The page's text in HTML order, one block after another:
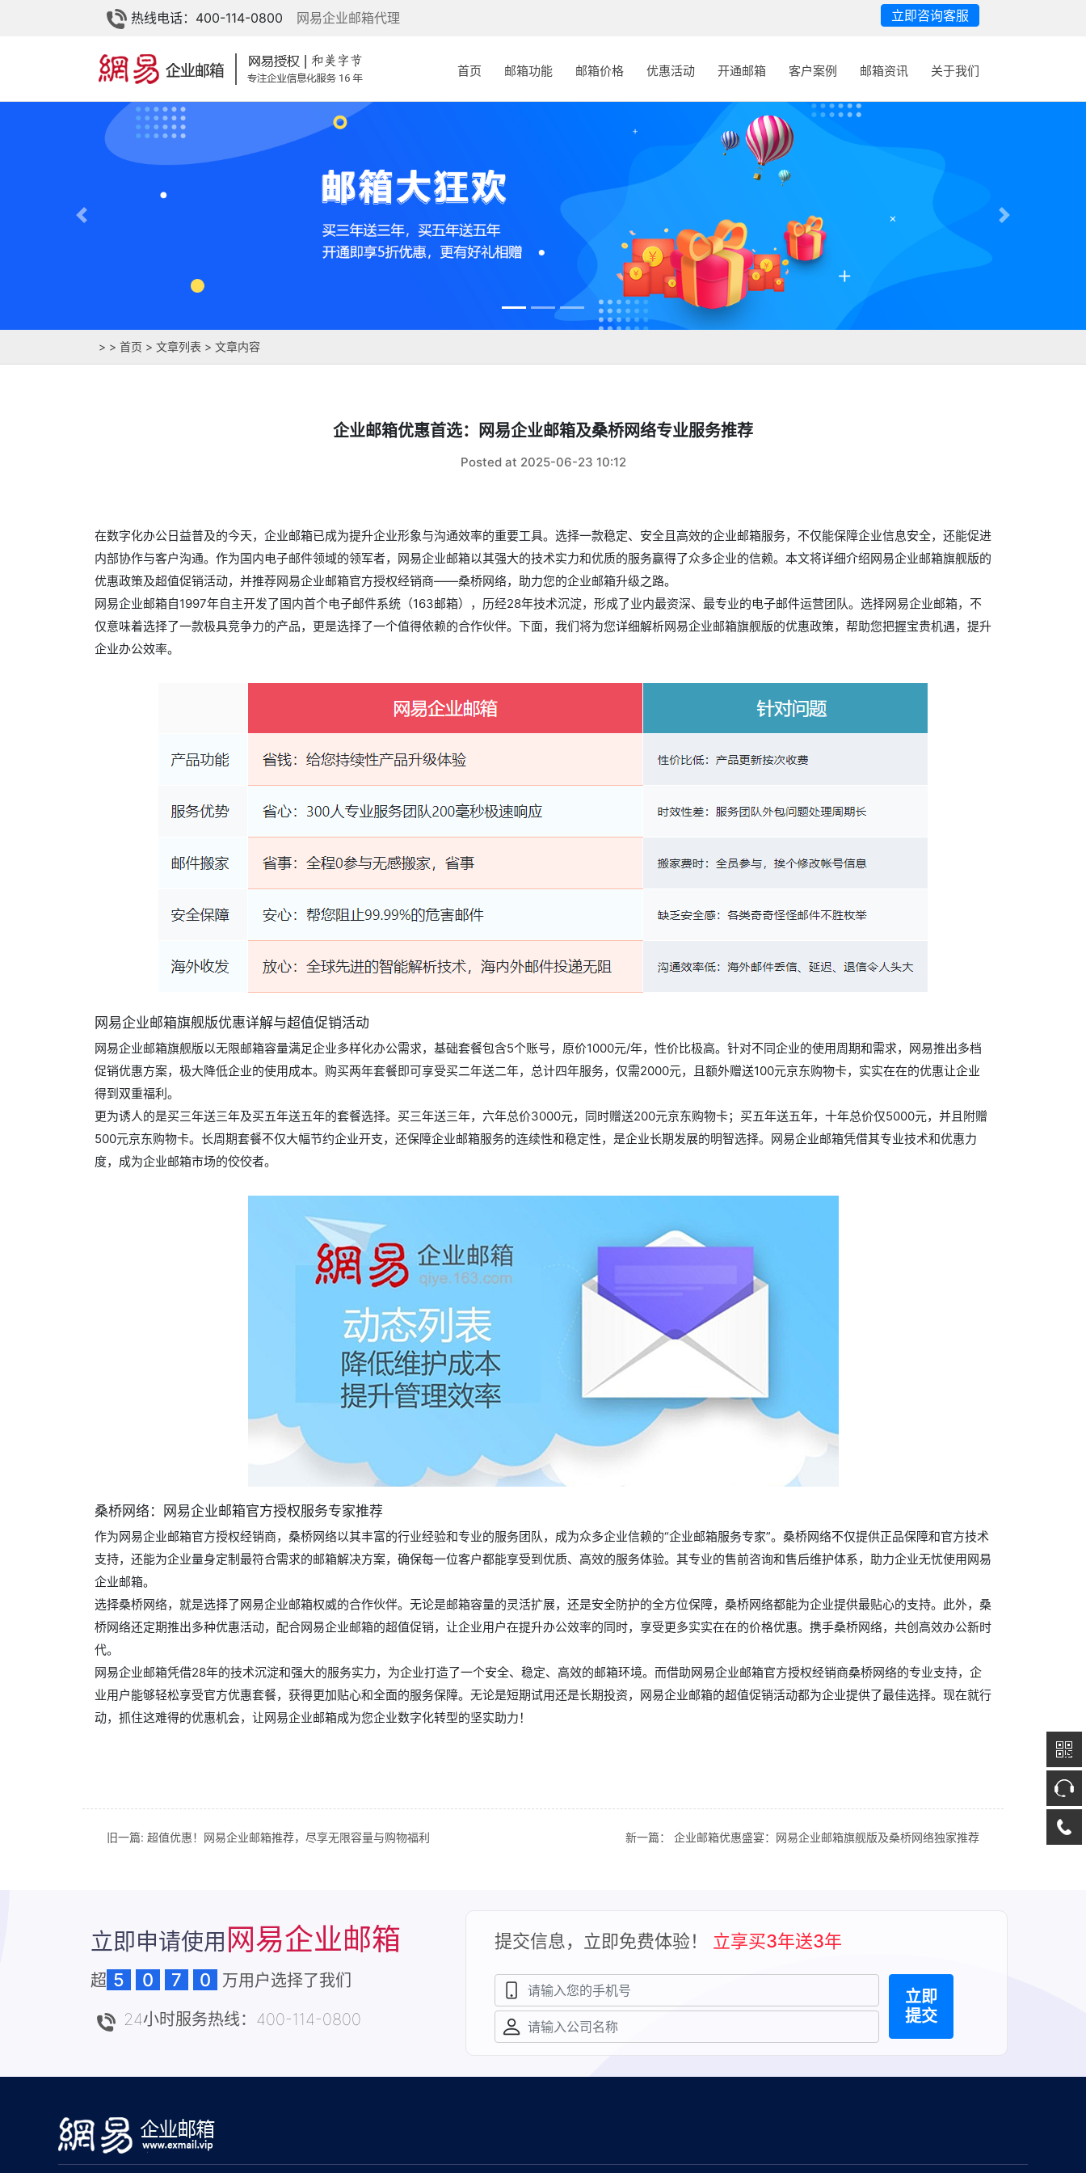
热线电话：400-114-0800 网易企业邮箱代理 立即咨询客服
首页 (current)
邮箱功能 邮箱价格 优惠活动 开通邮箱 客户案例 邮箱资讯 关于我们
Previous Next
> > 首页 > 文章列表 > 文章内容
企业邮箱优惠首选：网易企业邮箱及桑桥网络专业服务推荐
Posted at 2025-06-23 10:12
在数字化办公日益普及的今天，企业邮箱已成为提升企业形象与沟通效率的重要工具。选择一款稳定、安全且高效的企业邮箱服务，不仅能保障企业信息安全，还能促进
内部协作与客户沟通。作为国内电子邮件领域的领军者，网易企业邮箱以其强大的技术实力和优质的服务赢得了众多企业的信赖。本文将详细介绍网易企业邮箱旗舰版的
优惠政策及超值促销活动，并推荐网易企业邮箱官方授权经销商——桑桥网络，助力您的企业邮箱升级之路。
网易企业邮箱自1997年自主开发了国内首个电子邮件系统（163邮箱），历经28年技术沉淀，形成了业内最资深、最专业的电子邮件运营团队。选择网易企业邮箱，不
仅意味着选择了一款极具竞争力的产品，更是选择了一个值得依赖的合作伙伴。下面，我们将为您详细解析网易企业邮箱旗舰版的优惠政策，帮助您把握宝贵机遇，提升
企业办公效率。
网易企业邮箱旗舰版优惠详解与超值促销活动
网易企业邮箱旗舰版以无限邮箱容量满足企业多样化办公需求，基础套餐包含5个账号，原价1000元/年，性价比极高。针对不同企业的使用周期和需求，网易推出多档
促销优惠方案，极大降低企业的使用成本。购买两年套餐即可享受买二年送二年，总计四年服务，仅需2000元，且额外赠送100元京东购物卡，实实在在的优惠让企业
得到双重福利。
更为诱人的是买三年送三年及买五年送五年的套餐选择。买三年送三年，六年总价3000元，同时赠送200元京东购物卡；买五年送五年，十年总价仅5000元，并且附赠
500元京东购物卡。长周期套餐不仅大幅节约企业开支，还保障企业邮箱服务的连续性和稳定性，是企业长期发展的明智选择。网易企业邮箱凭借其专业技术和优惠力
度，成为企业邮箱市场的佼佼者。
桑桥网络：网易企业邮箱官方授权服务专家推荐
作为网易企业邮箱官方授权经销商，桑桥网络以其丰富的行业经验和专业的服务团队，成为众多企业信赖的“企业邮箱服务专家”。桑桥网络不仅提供正品保障和官方技术
支持，还能为企业量身定制最符合需求的邮箱解决方案，确保每一位客户都能享受到优质、高效的服务体验。其专业的售前咨询和售后维护体系，助力企业无忧使用网易
企业邮箱。
选择桑桥网络，就是选择了网易企业邮箱权威的合作伙伴。无论是邮箱容量的灵活扩展，还是安全防护的全方位保障，桑桥网络都能为企业提供最贴心的支持。此外，桑
桥网络还定期推出多种优惠活动，配合网易企业邮箱的超值促销，让企业用户在提升办公效率的同时，享受更多实实在在的价格优惠。携手桑桥网络，共创高效办公新时
代。
网易企业邮箱凭借28年的技术沉淀和强大的服务实力，为企业打造了一个安全、稳定、高效的邮箱环境。而借助网易企业邮箱官方授权经销商桑桥网络的专业支持，企
业用户能够轻松享受官方优惠套餐，获得更加贴心和全面的服务保障。无论是短期试用还是长期投资，网易企业邮箱的超值促销活动都为企业提供了最佳选择。现在就行
动，抓住这难得的优惠机会，让网易企业邮箱成为您企业数字化转型的坚实助力！
旧一篇: 超值优惠！网易企业邮箱推荐，尽享无限容量与购物福利 新一篇： 企业邮箱优惠盛宴：网易企业邮箱旗舰版及桑桥网络独家推荐
立即申请使用网易企业邮箱
超 5 0 7 0
万用户选择了我们
24小时服务热线：400-114-0800
提交信息，立即免费体验！ 立享买3年送3年
立即
提交